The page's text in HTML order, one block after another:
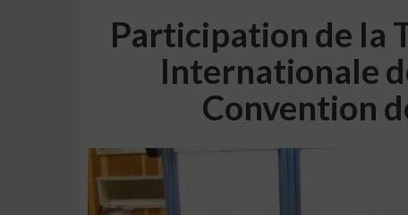
Participation de la
Internationale
Convention